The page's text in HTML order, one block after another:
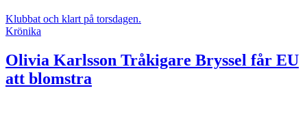
Klubbat och klart på torsdagen.
Krönika
Olivia Karlsson Tråkigare Bryssel får EU
att blomstra